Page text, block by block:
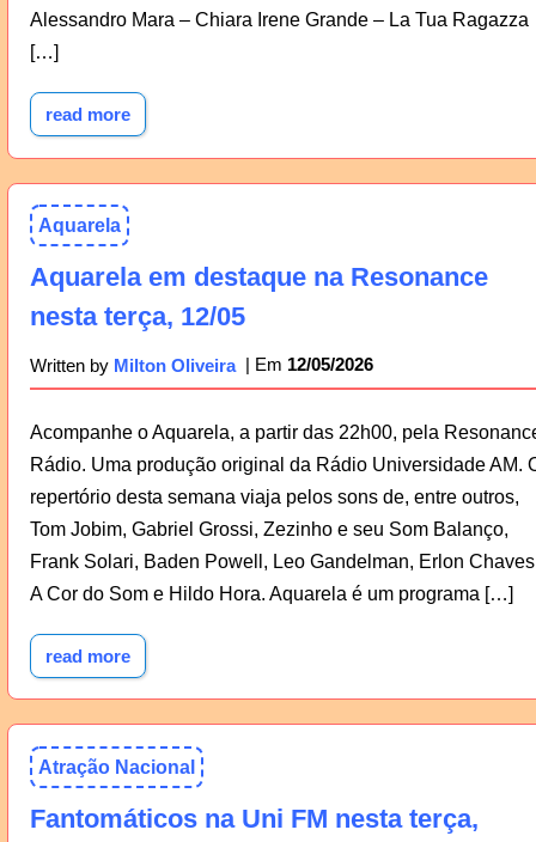
Alessandro Mara – Chiara Irene Grande – La Tua Ragazza
[…]
read more
Aquarela
Aquarela em destaque na Resonance
nesta terça, 12/05
Written by Milton Oliveira 12/05/2026
Acompanhe o Aquarela, a partir das 22h00, pela
Rádio. Uma produção original da Rádio Universidade AM.
repertório desta semana viaja pelos sons de, entre outros,
Tom Jobim, Gabriel Grossi, Zezinho e seu Som Balanço,
Frank Solari, Baden Powell, Leo Gandelman, Erlon
A Cor do Som e Hildo Hora. Aquarela é um programa […]
read more
Atração Nacional
Fantomáticos na Uni FM nesta terça,